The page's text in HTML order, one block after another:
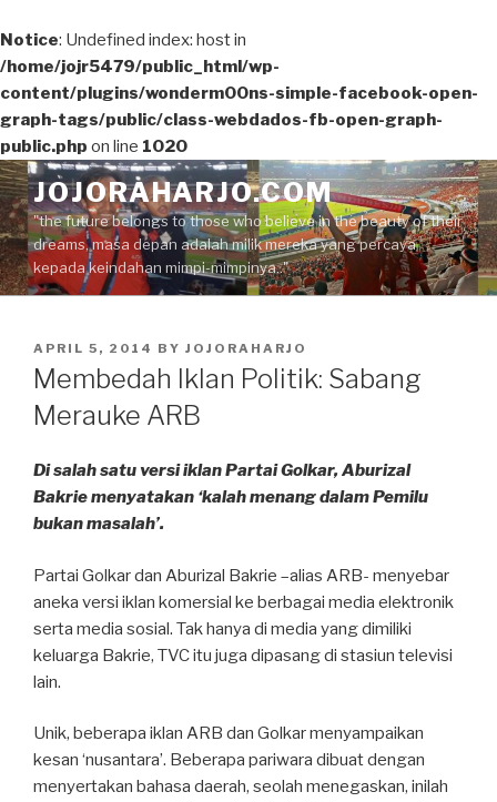
Notice: Undefined index: host in
/home/jojr5479/public_html/wp-
content/plugins/wonderm00ns-simple-facebook-open-
graph-tags/public/class-webdados-fb-open-graph-
public.php on line 1020
Skip
to
content
JOJORAHARJO.COM
"the future belongs to those who believe in the beauty of their
dreams, masa depan adalah milik mereka yang percaya
kepada keindahan mimpi-mimpinya.."
POSTED
ON
APRIL 5, 2014 BY JOJORAHARJO
Membedah Iklan Politik: Sabang
Merauke ARB
Di salah satu versi iklan Partai Golkar, Aburizal
Bakrie menyatakan ‘kalah menang dalam Pemilu
bukan masalah’.
Partai Golkar dan Aburizal Bakrie –alias ARB- menyebar
aneka versi iklan komersial ke berbagai media elektronik
serta media sosial. Tak hanya di media yang dimiliki
keluarga Bakrie, TVC itu juga dipasang di stasiun televisi
lain.
Unik, beberapa iklan ARB dan Golkar menyampaikan
kesan ‘nusantara’. Beberapa pariwara dibuat dengan
menyertakan bahasa daerah, seolah menegaskan, inilah